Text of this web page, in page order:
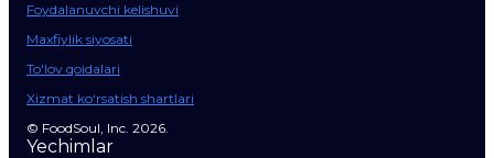
Foydalanuvchi kelishuvi
Maxfiylik siyosati
To'lov qoidalari
Xizmat ko‘rsatish shartlari
© FoodSoul, Inc. 2026.
Yechimlar